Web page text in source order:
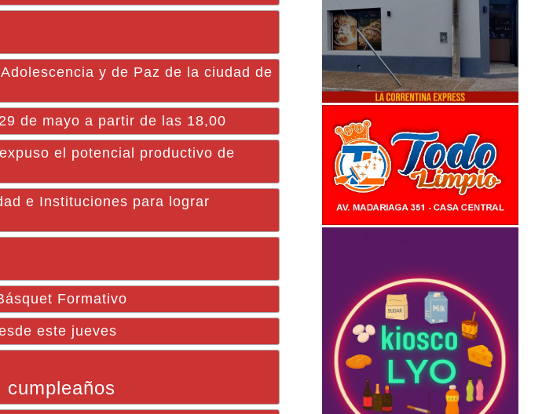
y de Paz de la ciudad de
de mayo a partir de las 18,00
el potencial productivo de
e Instituciones para lograr
Formativo
este jueves